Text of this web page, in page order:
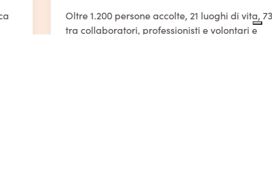
Oltre 1.200 persone accolte, 21 luoghi di vita, 737
tra collaboratori, professionisti e volontari e